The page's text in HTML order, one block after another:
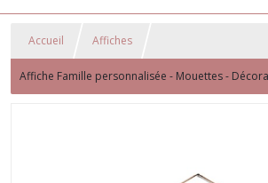
Accueil Affiches
Affiche Famille personnalisée - Mouettes -